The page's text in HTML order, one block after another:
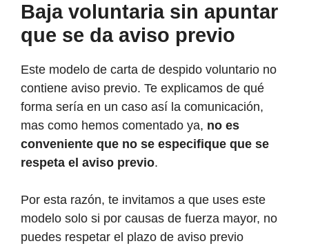
Baja voluntaria sin apuntar
que se da aviso previo
Este modelo de carta de despido voluntario no
contiene aviso previo. Te explicamos de qué
forma sería en un caso así la comunicación,
mas como hemos comentado ya, no es
conveniente que no se especifique que se
respeta el aviso previo.
Por esta razón, te invitamos a que uses este
modelo solo si por causas de fuerza mayor, no
puedes respetar el plazo de aviso previo